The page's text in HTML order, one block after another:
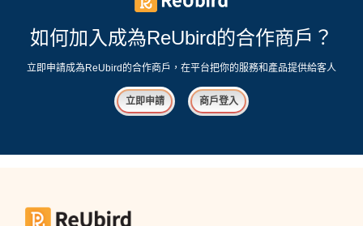
如何加入成為ReUbird的合作商戶？
立即申請成為ReUbird的合作商戶，在平台把你的服務和產品提供給客人
立即申請 商戶登入